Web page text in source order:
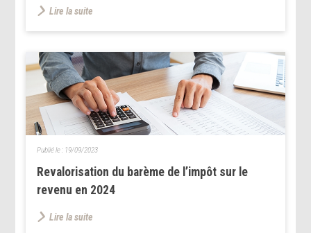
Lire la suite
Revalorisation du barème de l’impôt sur le
revenu en 2024
Publié le : 19/09/2023
Lire la suite